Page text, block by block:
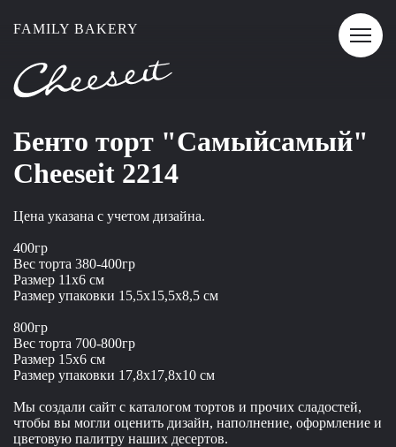
FAMILY BAKERY
Бенто торт "Самыйсамый"
Cheeseit 2214
Цена указана с учетом дизайна.
400гр
Вес торта 380-400гр
Размер 11x6 см
Размер упаковки 15,5x15,5x8,5 см
800гр
Вес торта 700-800гр
Размер 15x6 см
Размер упаковки 17,8x17,8x10 см
Мы создали сайт с каталогом тортов и прочих сладостей,
чтобы вы могли оценить дизайн, наполнение, оформление и
цветовую палитру наших десертов.